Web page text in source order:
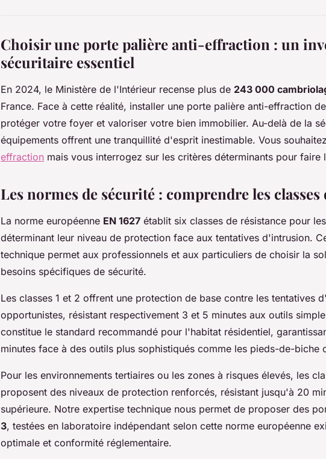
Choisir une porte palière anti-effraction : un
sécuritaire essentiel
En 2024, le Ministère de l'Intérieur recense plus de 243 000
France. Face à cette réalité, installer une porte palière anti-effraction
protéger votre foyer et valoriser votre bien immobilier. Au-delà de la
équipements offrent une tranquillité d'esprit inestimable. Vous souhaitez
effraction mais vous interrogez sur les critères déterminants pour faire
Les normes de sécurité : comprendre les classes
La norme européenne EN 1627 établit six classes de résistance pour
déterminant leur niveau de protection face aux tentatives d'intrusion.
technique permet aux professionnels et aux particuliers de choisir la
besoins spécifiques de sécurité.
Les classes 1 et 2 offrent une protection de base contre les tentatives
opportunistes, résistant respectivement 3 et 5 minutes aux outils
constitue le standard recommandé pour l'habitat résidentiel,
minutes face à des outils plus sophistiqués comme les pieds-de-biche
Pour les environnements tertiaires ou les zones à risques élevés, les
proposent des niveaux de protection renforcés, résistant jusqu'à 20
supérieure. Notre expertise technique nous permet de proposer des
3, testées en laboratoire indépendant selon cette norme européenne
optimale et conformité réglementaire.